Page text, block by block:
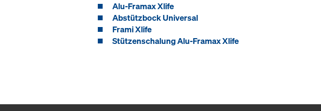
Alu-Framax Xlife
Abstützbock Universal
Frami Xlife
Stützenschalung Alu-Framax Xlife